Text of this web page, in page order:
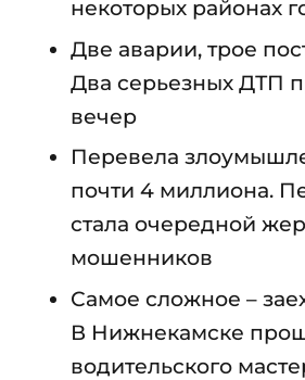
некоторых районах
Две аварии, трое
Два серьезных ДТП
вечер
Перевела
почти 4 миллиона.
стала очередной
мошенников
Самое сложное –
В Нижнекамске
водительского